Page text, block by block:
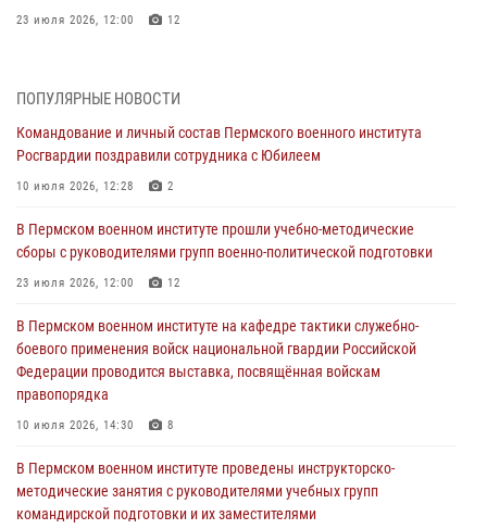
23 июля 2026, 12:00 12
Федерации проводится выставка, посвящённая войскам
правопорядка
10 июля 2026, 14:30 8
Росгвардии поздравили сотрудника с Юбилеем
10 июля 2026, 12:28 2
курсов повышения квалификации офицерского состава
09 июля 2026, 11:30 3
В Пермском военном институте начала работу приемная комиссия
по набору абитуриентов из числа граждан, прошедших и не
08 июля 2026, 09:36 2
Военнослужащие Пермского военного института приняли участие в
ПОПУЛЯРНЫЕ НОВОСТИ
Командование и личный состав Пермского военного института
Росгвардии поздравили сотрудника с Юбилеем
10 июля 2026, 12:28 2
В Пермском военном институте прошли учебно-методические
сборы с руководителями групп военно-политической подготовки
23 июля 2026, 12:00 12
В Пермском военном институте на кафедре тактики служебно-
боевого применения войск национальной гвардии Российской
Федерации проводится выставка, посвящённая войскам
правопорядка
10 июля 2026, 14:30 8
В Пермском военном институте проведены инструкторско-
методические занятия с руководителями учебных групп
командирской подготовки и их заместителями